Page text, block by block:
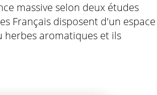
massive selon deux études
Français disposent d'un espace
herbes aromatiques et ils